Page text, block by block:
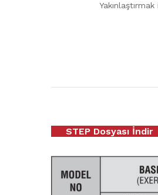
STEP Dosyası İndir